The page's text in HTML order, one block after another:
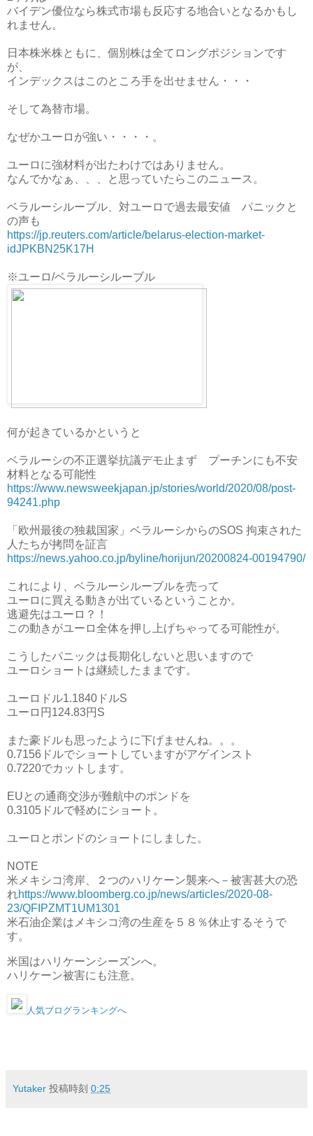
バイデン優位なら株式市場も反応する地合いとなるかもし
れません。
日本株米株ともに、個別株は全てロングポジションです
が、
インデックスはこのところ手を出せません・・・
そして為替市場。
なぜかユーロが強い・・・・。
ユーロに強材料が出たわけではありません。
なんでかなぁ、、、と思っていたらこのニュース。
ベラルーシルーブル、対ユーロで過去最安値 パニックと
の声も
https://jp.reuters.com/article/belarus-election-market-
idJPKBN25K17H
※ユーロ/ベラルーシルーブル
何が起きているかというと
ベラルーシの不正選挙抗議デモ止まず プーチンにも不安
材料となる可能性
https://www.newsweekjapan.jp/stories/world/2020/08/post-
94241.php
「欧州最後の独裁国家」ベラルーシからのSOS 拘束された
人たちが拷問を証言
https://news.yahoo.co.jp/byline/horijun/20200824-00194790/
これにより、ベラルーシルーブルを売って
ユーロに買える動きが出ているということか。
逃避先はユーロ？！
この動きがユーロ全体を押し上げちゃってる可能性が。
こうしたパニックは長期化しないと思いますので
ユーロショートは継続したままです。
ユーロドル1.1840ドルS
ユーロ円124.83円S
また豪ドルも思ったように下げませんね。。。
0.7156ドルでショートしていますがアゲインスト
0.7220でカットします。
EUとの通商交渉が難航中のポンドを
0.3105ドルで軽めにショート。
ユーロとポンドのショートにしました。
NOTE
米メキシコ湾岸、２つのハリケーン襲来へ－被害甚大の恐
れhttps://www.bloomberg.co.jp/news/articles/2020-08-
23/QFIPZMT1UM1301
米石油企業はメキシコ湾の生産を５８％休止するそうで
す。
米国はハリケーンシーズンへ。
ハリケーン被害にも注意。
人気ブログランキングへ
Yutaker 投稿時刻 0:25